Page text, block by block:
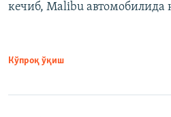
кечиб, Malibu автомобилида
Кўпроқ ўқиш